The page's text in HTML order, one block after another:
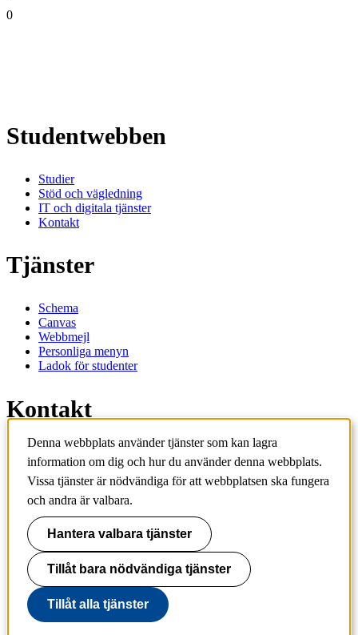
0
Studentwebben
Studier
Stöd och vägledning
IT och digitala tjänster
Kontakt
Tjänster
Schema
Canvas
Webbmejl
Personliga menyn
Ladok för studenter
Kontakt
Kontakta utbildningsprogram
Kontakta kurs
IT-support
KTH Entré
KTH
100 44 Stockholm
+46 8 790 60 00
info@kth.se
📷 @KTHstudent på Instagram
Denna webbplats använder tjänster som kan lagra
information om dig och hur du använder denna webbplats.
Vissa tjänster är nödvändiga för att webbplatsen ska fungera
och andra är valbara.
Hantera valbara tjänster
Tillåt bara nödvändiga tjänster
Tillåt alla tjänster